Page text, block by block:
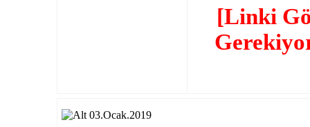
[Linki
03.Ocak.2019